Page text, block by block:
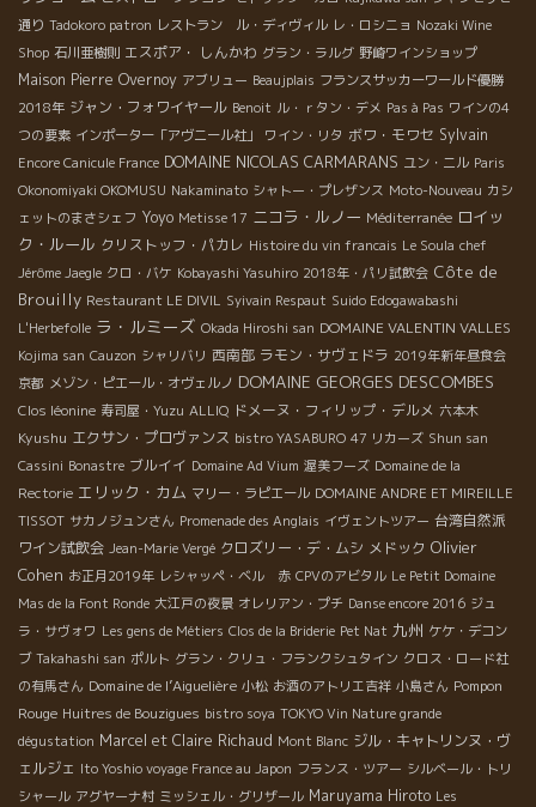
通り Tadokoro patron レストラン ル・ディヴィル レ・ロシニョ Nozaki Wine
Shop 石川亜樹則 エスポア・ しんかわ グラン・ラルグ 野崎ワインショップ
Maison Pierre Overnoy アブリュー Beaujplais フランスサッカーワールド優勝
2018年 ジャン・フォワイヤール Benoit ル・ｒタン・デメ Pas à Pas ワインの4
つの要素 インポーター「アヴニール社」 ワイン・リタ ボワ・モワセ Sylvain
Encore Canicule France DOMAINE NICOLAS CARMARANS ユン・ニル Paris
Okonomiyaki OKOMUSU Nakaminato シャトー・プレザンス Moto-Nouveau カシ
ェットのまさシェフ Yoyo Metisse 17 ニコラ・ルノー Méditerranée ロイッ
ク・ルール クリストッフ・パカレ Histoire du vin francais Le Soula chef
Jérôme Jaegle クロ・バケ Kobayashi Yasuhiro 2018年・パリ試飲会 Côte de
Brouilly Restaurant LE DIVIL Syivain Respaut Suido Edogawabashi
L'Herbefolle ラ・ルミーズ Okada Hiroshi san DOMAINE VALENTIN VALLES
Kojima san Cauzon シャリバリ 西南部 ラモン・サヴェドラ 2019年新年昼食会
京都 メゾン・ピエール・オヴェルノ DOMAINE GEORGES DESCOMBES
Clos léonine 寿司屋・Yuzu ALLIQ ドメーヌ・フィリップ・デルメ 六本木
Kyushu エクサン・プロヴァンス bistro YASABURO 47 リカーズ Shun san
Cassini Bonastre ブルイイ Domaine Ad Vium 渥美フーズ Domaine de la
Rectorie エリック・カム マリー・ラピエール DOMAINE ANDRE ET MIREILLE
TISSOT サカノジュンさん Promenade des Anglais イヴェントツアー 台湾自然派
ワイン試飲会 Jean-Marie Vergé クロズリー・デ・ムシ メドック Olivier
Cohen お正月2019年 レシャッペ・ベル 赤 CPVのアビタル Le Petit Domaine
Mas de la Font Ronde 大江戸の夜景 オレリアン・プチ Danse encore 2016 ジュ
ラ・サヴォワ Les gens de Métiers Clos de la Briderie Pet Nat 九州 ケケ・デコン
ブ Takahashi san ポルト グラン・クリュ・フランクシュタイン クロス・ロード社
の有馬さん Domaine de l’Aiguelière 小松 お酒のアトリエ吉祥 小島さん Pompon
Rouge Huitres de Bouzigues bistro soya TOKYO Vin Nature grande
dégustation Marcel et Claire Richaud Mont Blanc ジル・キャトリンヌ・ヴ
ェルジェ Ito Yoshio voyage France au Japon フランス・ツアー シルベール・トリ
シャール アグヤーナ村 ミッシェル・グリザール Maruyama Hiroto Les